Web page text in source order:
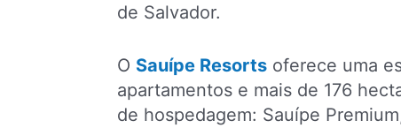
de Salvador.
O Sauípe Resorts oferece uma
apartamentos e mais de 176
de hospedagem: Sauípe